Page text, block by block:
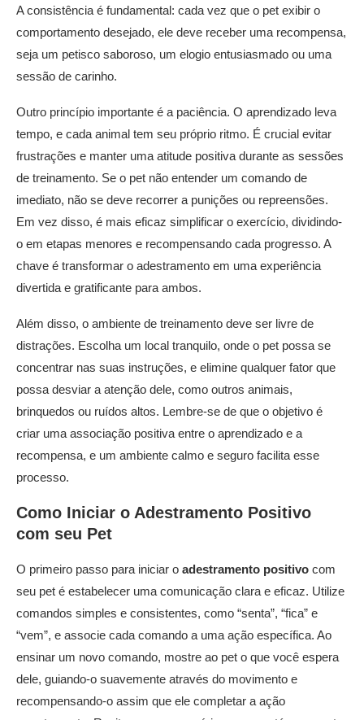
A consistência é fundamental: cada vez que o pet exibir o
comportamento desejado, ele deve receber uma recompensa,
seja um petisco saboroso, um elogio entusiasmado ou uma
sessão de carinho.
Outro princípio importante é a paciência. O aprendizado leva
tempo, e cada animal tem seu próprio ritmo. É crucial evitar
frustrações e manter uma atitude positiva durante as sessões
de treinamento. Se o pet não entender um comando de
imediato, não se deve recorrer a punições ou repreensões.
Em vez disso, é mais eficaz simplificar o exercício, dividindo-
o em etapas menores e recompensando cada progresso. A
chave é transformar o adestramento em uma experiência
divertida e gratificante para ambos.
Além disso, o ambiente de treinamento deve ser livre de
distrações. Escolha um local tranquilo, onde o pet possa se
concentrar nas suas instruções, e elimine qualquer fator que
possa desviar a atenção dele, como outros animais,
brinquedos ou ruídos altos. Lembre-se de que o objetivo é
criar uma associação positiva entre o aprendizado e a
recompensa, e um ambiente calmo e seguro facilita esse
processo.
Como Iniciar o Adestramento Positivo
com seu Pet
O primeiro passo para iniciar o adestramento positivo com
seu pet é estabelecer uma comunicação clara e eficaz. Utilize
comandos simples e consistentes, como “senta”, “fica” e
“vem”, e associe cada comando a uma ação específica. Ao
ensinar um novo comando, mostre ao pet o que você espera
dele, guiando-o suavemente através do movimento e
recompensando-o assim que ele completar a ação